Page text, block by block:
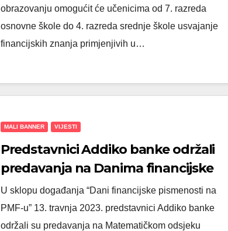
obrazovanju omogućit će učenicima od 7. razreda
osnovne škole do 4. razreda srednje škole usvajanje
financijskih znanja primjenjivih u…
MALI BANNER VIJESTI
Predstavnici Addiko banke održali
predavanja na Danima financijske
pismenosti na PMF-u
U sklopu događanja “Dani financijske pismenosti na
PMF-u” 13. travnja 2023. predstavnici Addiko banke
održali su predavanja na Matematičkom odsjeku